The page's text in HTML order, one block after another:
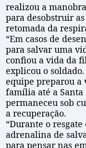
realizou a
para desobstruir
retomada da
“Em casos de
para salvar uma
confiou a vida da
explicou o
equipe preparou a
família até a Santa
permaneceu sob
a recuperação.
“Durante o resgate
adrenalina de
para pensar nas